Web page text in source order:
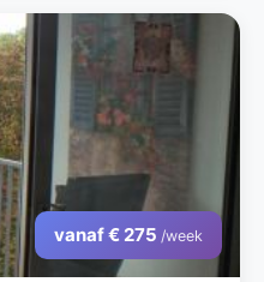
vanaf € 275 /week